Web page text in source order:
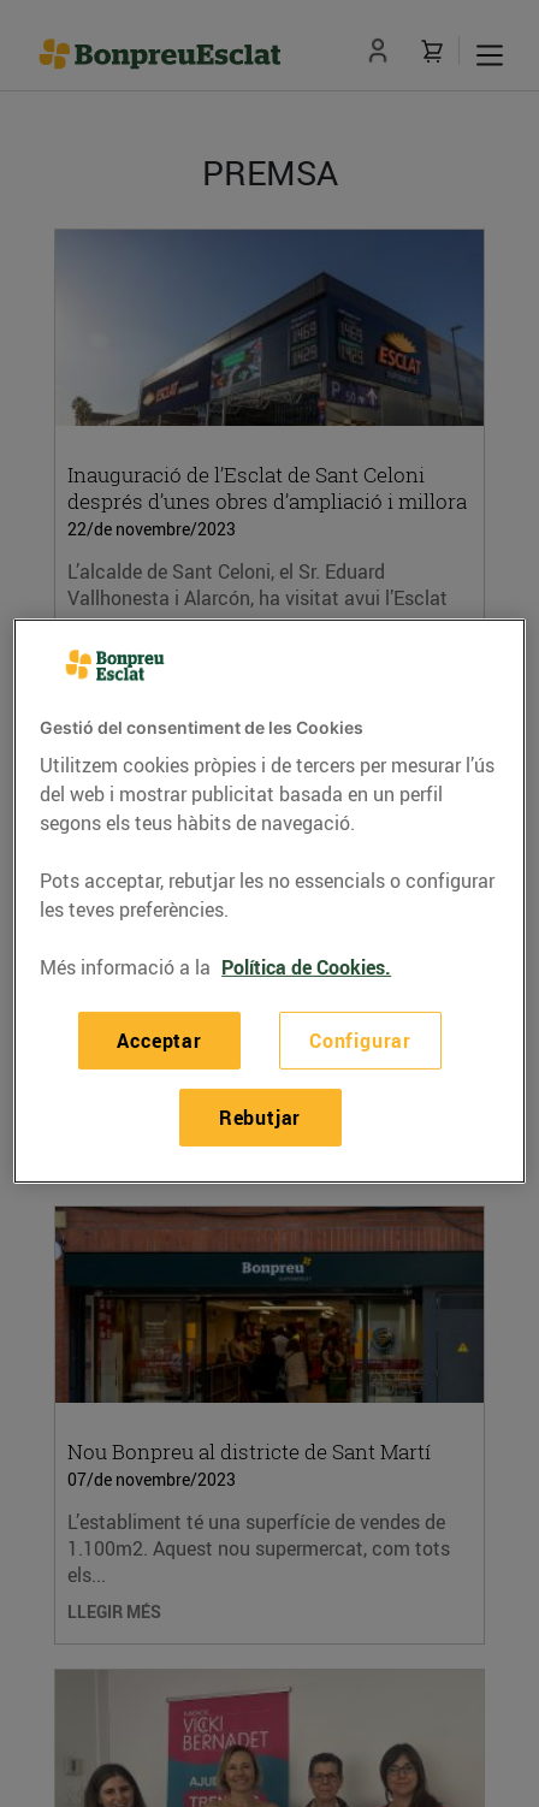
PREMSA
Inauguració de l’Esclat de Sant Celoni
després d’unes obres d’ampliació i millora
22/de novembre/2023
L’alcalde de Sant Celoni, el Sr. Eduard
Vallhonesta i Alarcón, ha visitat avui l’Esclat
per...
LLEGIR MÉS
les aportacions dels clients de Bonpreu i
09/de novembre/2023
La recaptació s’ha portat terme a través de
l’Arrodoniment Solidari als establiments del
Nou Bonpreu al districte de Sant Martí
07/de novembre/2023
L’establiment té una superfície de vendes de
1.100m2. Aquest nou supermercat, com tots
els...
LLEGIR MÉS
Gestió del consentiment de les Cookies
Utilitzem cookies pròpies i de tercers per mesurar l’ús
del web i mostrar publicitat basada en un perfil
segons els teus hàbits de navegació.
Pots acceptar, rebutjar les no essencials o configurar
les teves preferències.
Més informació a la Política de Cookies.
Configurar
Rebutjar
Acceptar